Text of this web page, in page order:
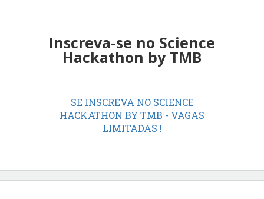
Inscreva-se no Science
Hackathon by TMB
SE INSCREVA NO SCIENCE
HACKATHON BY TMB - VAGAS
LIMITADAS !